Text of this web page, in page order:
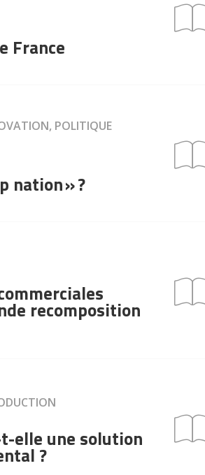
France
POLITIQUE
nation » ?
recomposition
elle une solution
?